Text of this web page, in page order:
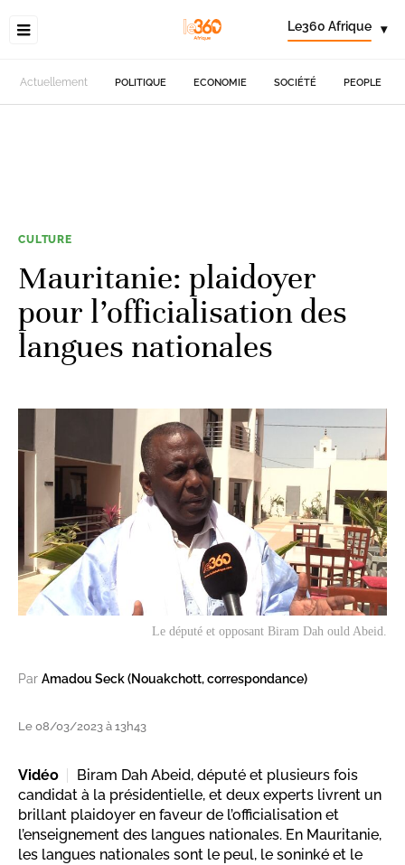
Le360 Afrique ▾
Actuellement POLITIQUE ECONOMIE SOCIÉTÉ PEOPLE
CULTURE
Mauritanie: plaidoyer
pour l’officialisation des
langues nationales
Le député et opposant Biram Dah ould Abeid.
Par Amadou Seck (Nouakchott, correspondance)
Le 08/03/2023 à 13h43
Vidéo
Biram Dah Abeid, député et plusieurs fois
candidat à la présidentielle, et deux experts livrent un
brillant plaidoyer en faveur de l’officialisation et
l’enseignement des langues nationales. En Mauritanie,
les langues nationales sont le peul, le soninké et le